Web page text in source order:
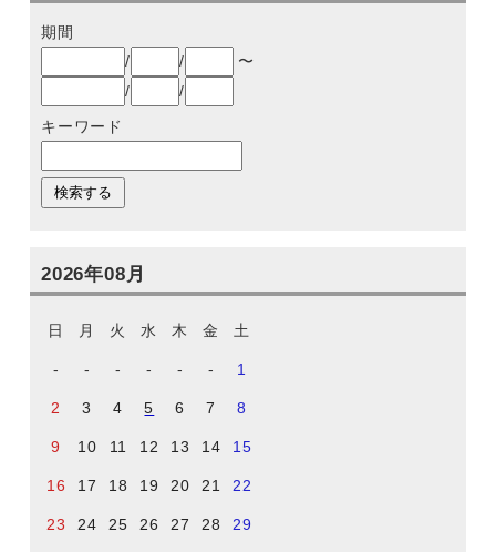
期間
/
/
〜
/
/
キーワード
2026年08月
日 月 火 水 木 金 土
- - - - - - 1
2 3 4 5 6 7 8
9 10 11 12 13 14 15
16 17 18 19 20 21 22
23 24 25 26 27 28 29